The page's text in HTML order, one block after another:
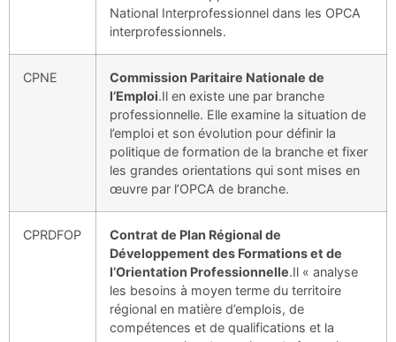
National Interprofessionnel dans les OPCA
interprofessionnels.
CPNE
Commission Paritaire Nationale de
l’Emploi.Il en existe une par branche
professionnelle. Elle examine la situation de
l’emploi et son évolution pour définir la
politique de formation de la branche et fixer
les grandes orientations qui sont mises en
œuvre par l’OPCA de branche.
CPRDFOP
Contrat de Plan Régional de
Développement des Formations et de
l’Orientation Professionnelle.Il « analyse
les besoins à moyen terme du territoire
régional en matière d’emplois, de
compétences et de qualifications et la